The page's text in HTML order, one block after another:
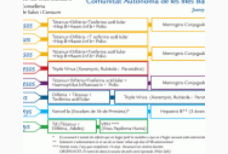
En esta época de crisis que nos ha tocado vivir, el lema
“reactivar el...